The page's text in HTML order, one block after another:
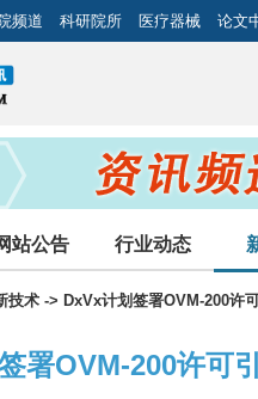
频道 科研院所 医疗器械 论文
站公告 行业动态
技术 -> DxVx计划签署OVM-200许
署OVM-200许可